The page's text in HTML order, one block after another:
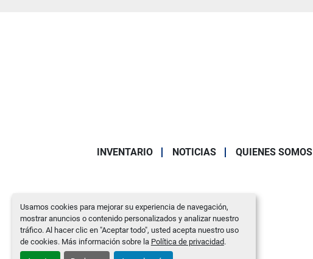
Usamos cookies para mejorar su experiencia de navegación,
mostrar anuncios o contenido personalizados y analizar nuestro
tráfico. Al hacer clic en "Aceptar todo", usted acepta nuestro uso
de cookies. Más información sobre la Política de privacidad.
INVENTARIO NOTICIAS QUIENES SOMOS